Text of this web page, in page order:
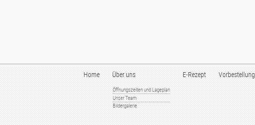
Home Über uns
Öffnungszeiten und Lageplan
Unser Team
Bildergalerie
E-Rezept Vorbestellung